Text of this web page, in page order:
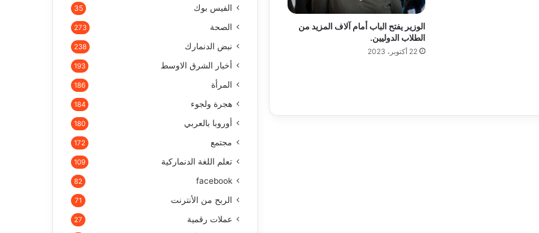
الوزير يفتح الباب أمام آلاف المزيد من
الطلاب الدوليين.
22 أكتوبر، 2023
الفيس بوك 35
الصحة 273
نبض الدنمارك 238
أخبار الشرق الاوسط 193
المرأة 186
هجرة ولجوء 184
أوروبا بالعربي 180
مجتمع 172
تعلم اللغة الدنماركية 109
facebook
82
الربح من الأنترنت 71
عملات رقمية 27